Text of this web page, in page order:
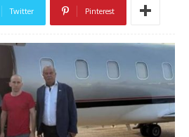
Twitter Pinterest